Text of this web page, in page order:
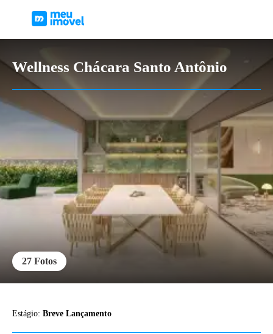
Wellness Chácara Santo Antônio
27 Fotos
Estágio: Breve Lançamento